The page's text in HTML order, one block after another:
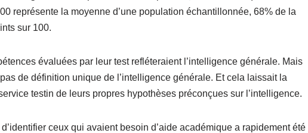
représente la moyenne d’une population échantillonnée, 68% de la
sur 100.
évaluées par leur test refléteraient l’intelligence générale. Mais
de définition unique de l’intelligence générale. Et cela laissait la
testin de leurs propres hypothèses préconçues sur l’intelligence.
ceux qui avaient besoin d’aide académique a rapidement été